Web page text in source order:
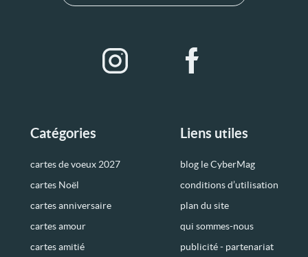
Catégories
cartes de voeux 2027
cartes Noël
cartes anniversaire
cartes amour
cartes amitié
Liens utiles
blog le CyberMag
conditions d’utilisation
plan du site
qui sommes-nous
publicité - partenariat